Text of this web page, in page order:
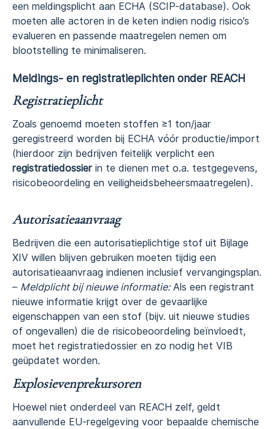
een meldingsplicht aan ECHA (SCIP-database). Ook
moeten alle actoren in de keten indien nodig risico’s
evalueren en passende maatregelen nemen om
blootstelling te minimaliseren.
Meldings- en registratieplichten onder REACH
Registratieplicht
Zoals genoemd moeten stoffen ≥1 ton/jaar
geregistreerd worden bij ECHA vóór productie/import
(hierdoor zijn bedrijven feitelijk verplicht een
registratiedossier in te dienen met o.a. testgegevens,
risicobeoordeling en veiligheidsbeheersmaatregelen).
Autorisatieaanvraag
Bedrijven die een autorisatieplichtige stof uit Bijlage
XIV willen blijven gebruiken moeten tijdig een
autorisatieaanvraag indienen inclusief vervangingsplan.
– Meldplicht bij nieuwe informatie:Als een registrant
nieuwe informatie krijgt over de gevaarlijke
eigenschappen van een stof (bijv. uit nieuwe studies
of ongevallen) die de risicobeoordeling beïnvloedt,
moet het registratiedossier en zo nodig het VIB
geüpdatet worden.
Explosievenprekursoren
Hoewel niet onderdeel van REACH zelf, geldt
aanvullende EU-regelgeving voor bepaalde chemische